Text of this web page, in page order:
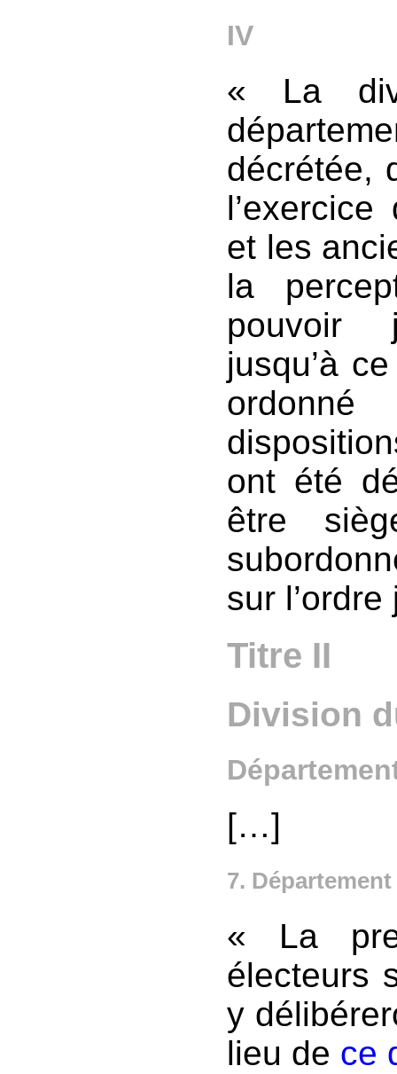
IV
« La
décrétée,
et les
la
pouvoir
jusqu’à
ordonné
ont été
être
sur
Titre II
Division
[…]
7.
« La
électeurs
y
lieu de ce